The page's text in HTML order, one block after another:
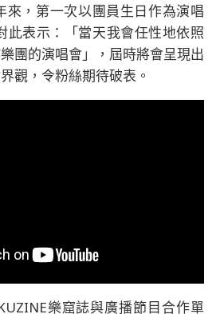
來，第一次以團員生日作為演唱
此表示：「當天我會任性地依照
團的演唱會」，屆時將會呈現出
觀，令粉絲期待破表。
樂窟誌與廣播節目合作單